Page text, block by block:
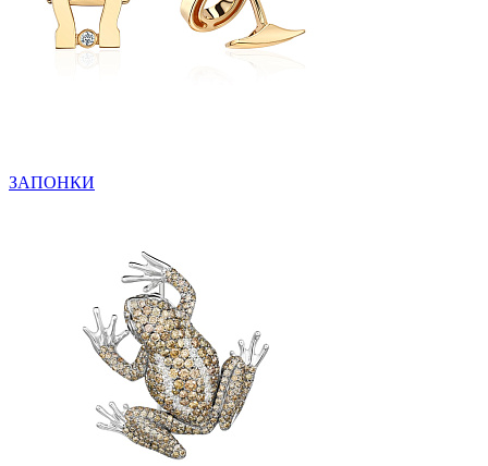
ЗАПОНКИ